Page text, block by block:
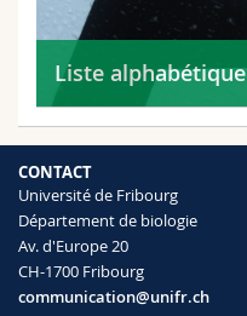
Liste alphabétique
CONTACT
Université de Fribourg
Département de biologie
Av. d'Europe 20
CH-1700 Fribourg
communication@unifr.ch